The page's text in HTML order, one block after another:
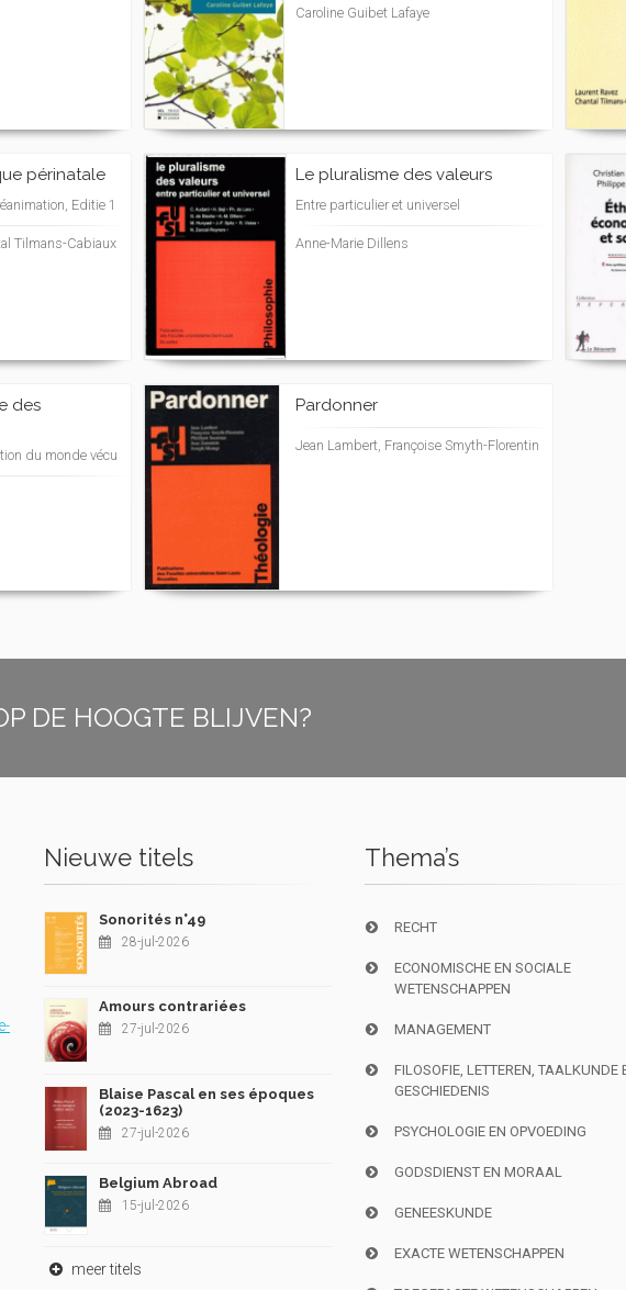
Caroline Guibet Lafaye
périnatale
Editie 1
Tilmans-Cabiaux
Le pluralisme des valeurs
Entre particulier et universel
Anne-Marie Dillens
des
du monde vécu
Pardonner
Jean Lambert, Françoise Smyth-Florentin
DE HOOGTE BLIJVEN?
e-
Nieuwe titels
Sonorités n°49
28-jul-2026
Amours contrariées
27-jul-2026
Blaise Pascal en ses époques
(2023-1623)
27-jul-2026
Belgium Abroad
15-jul-2026
meer titels
Thema’s
RECHT
ECONOMISCHE EN SOCIALE
WETENSCHAPPEN
MANAGEMENT
FILOSOFIE, LETTEREN, TAALKUNDE
GESCHIEDENIS
PSYCHOLOGIE EN OPVOEDING
GODSDIENST EN MORAAL
GENEESKUNDE
EXACTE WETENSCHAPPEN